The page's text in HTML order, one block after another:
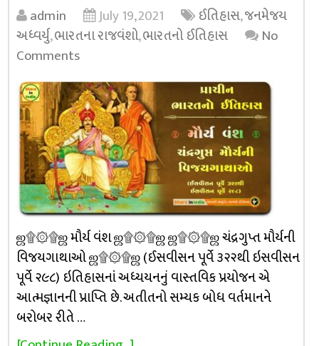
admin July 19, 2021 ઈતિહાસ,જનમેજય
અધ્વર્યુ,ભારતના રાજવંશો,ભારતનો ઈતિહાસ
No
Comments
ஜ۩۞۩ஜ મૌર્ય વંશ ஜ۩۞۩ஜ ஜ۩۞۩ஜ ચંદ્રગુપ્ત મૌર્યની
વિજયગાથાઓ ஜ۩۞۩ஜ (ઈસવીસન પૂર્વે ૩૨૨થી ઇસવીસન
પૂર્વે ૨૯૮) ઇતિહાસનાં અધ્યયનનું વાસ્તવિક પ્રયોજન એ
આત્મજ્ઞાનની પ્રાપ્તિ છે. અતીતનો સમ્યક બોધ વર્તમાનને
બરોબર રીતે …